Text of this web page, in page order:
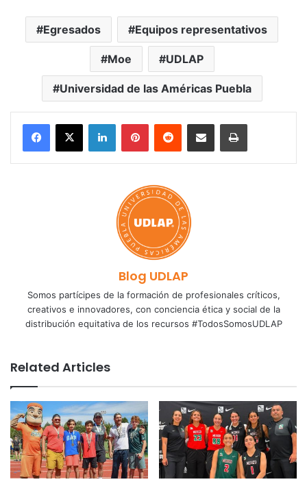
Egresados Equipos representativos
Moe UDLAP
Universidad de las Américas Puebla
LinkedInPinterestReddit Share via Email Print
Blog UDLAP
Somos partícipes de la formación de profesionales críticos,
creativos e innovadores, con conciencia ética y social de la
distribución equitativa de los recursos #TodosSomosUDLAP
Related Articles